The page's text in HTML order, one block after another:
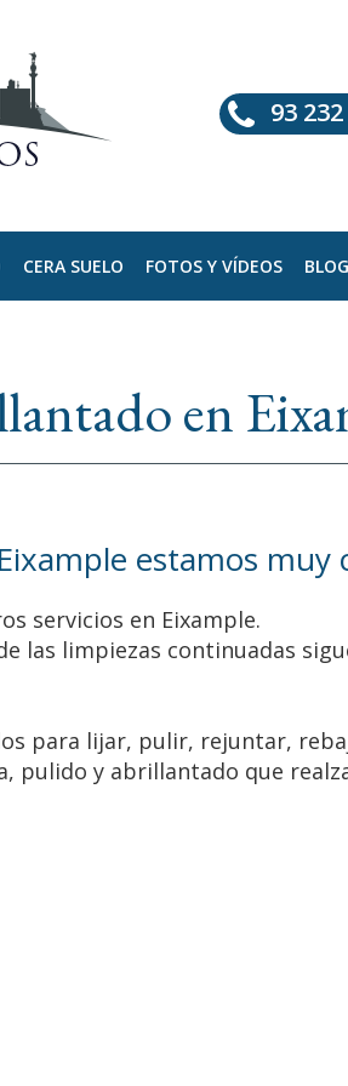
93
CERA SUELO FOTOS Y VÍDEOS BLOG
en
estamos muy
servicios en Eixample.
las limpiezas continuadas
para lijar, pulir, rejuntar,
pulido y abrillantado que